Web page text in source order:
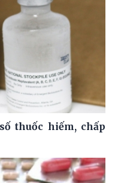
thuốc hiếm, chấp